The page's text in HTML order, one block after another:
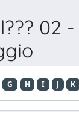
02
G H I J K